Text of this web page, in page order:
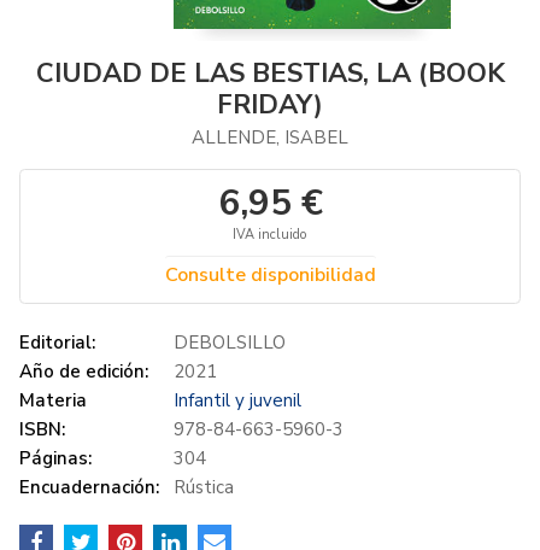
CIUDAD DE LAS BESTIAS, LA (BOOK
FRIDAY)
ALLENDE, ISABEL
6,95 €
IVA incluido
Consulte disponibilidad
Editorial:
DEBOLSILLO
Año de edición:
2021
Materia
Infantil y juvenil
ISBN:
978-84-663-5960-3
Páginas:
304
Encuadernación:
Rústica